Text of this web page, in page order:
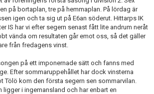
på bortaplan, tre på hemmaplan. På lördag är
igen och ta sig ut på E6an söderut. Hittarps IK
IS har vi efter segern senast fått lite andrum neråt
vända om resultaten går emot oss, så det gäller
från fredagens vinst.
på ett imponernade sätt och fanns med
Efter sommaruppehållet har dock vinsterna
Tölö kom den första segern sen sommarvilan.
ligger i ingemansland och har enbart en